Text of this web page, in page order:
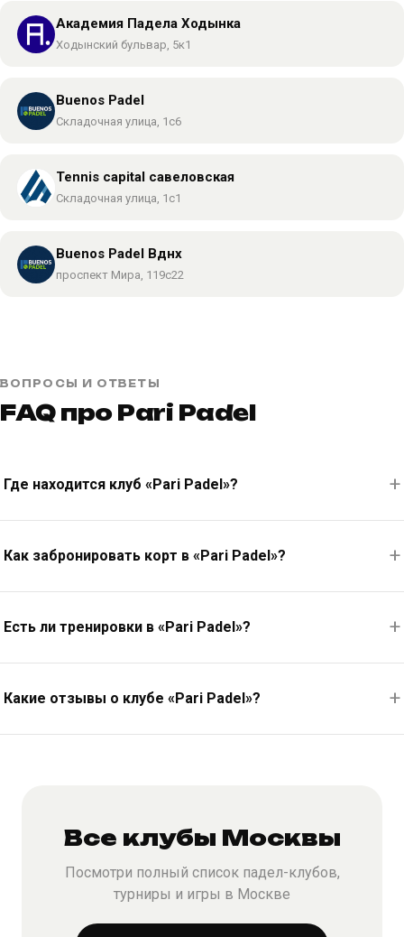
Академия Падела Ходынка
Ходынский бульвар, 5к1
Buenos Padel
Складочная улица, 1с6
Tennis capital савеловская
Складочная улица, 1с1
Buenos Padel Вднх
проспект Мира, 119с22
ВОПРОСЫ И ОТВЕТЫ
FAQ про Pari Padel
Где находится клуб «Pari Padel»?
Как забронировать корт в «Pari Padel»?
Есть ли тренировки в «Pari Padel»?
Какие отзывы о клубе «Pari Padel»?
Все клубы Москвы
Посмотри полный список падел-клубов,
турниры и игры в Москве